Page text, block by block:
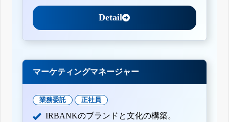
Detail
マーケティングマネージャー
業務委託 正社員
IRBANKのブランドと文化の構築。